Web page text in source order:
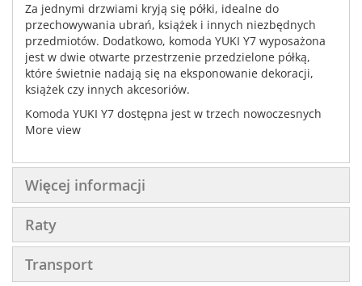
Za jednymi drzwiami kryją się półki, idealne do
przechowywania ubrań, książek i innych niezbędnych
przedmiotów. Dodatkowo, komoda YUKI Y7 wyposażona
jest w dwie otwarte przestrzenie przedzielone półką,
które świetnie nadają się na eksponowanie dekoracji,
książek czy innych akcesoriów.
Komoda YUKI Y7 dostępna jest w trzech nowoczesnych
wariantach kolorystycznych: Szarobeżowy + Dąb
Szarobeżowy + Dąb Olejowany + Eukaliptus. Pierwsza
kombinacja to elegancka i uniwersalna propozycja, która
doskonale komponuje się z każdym wnętrzem. Druga,
dynamiczna opcja wprowadza do pokoju młodzieżowego
energię i świeżość, podczas gdy trzecia, nowoczesna
kombinacja nadaje wnętrzu lekkości i naturalnego
charakteru.
More view
Więcej informacji
Raty
Transport